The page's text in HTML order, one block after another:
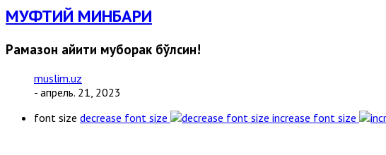
МУФТИЙ МИНБАРИ
Рамазон ҳайити муборак бўлсин!
muslim.uz
- апрель. 21, 2023
font size decrease font size increase font size